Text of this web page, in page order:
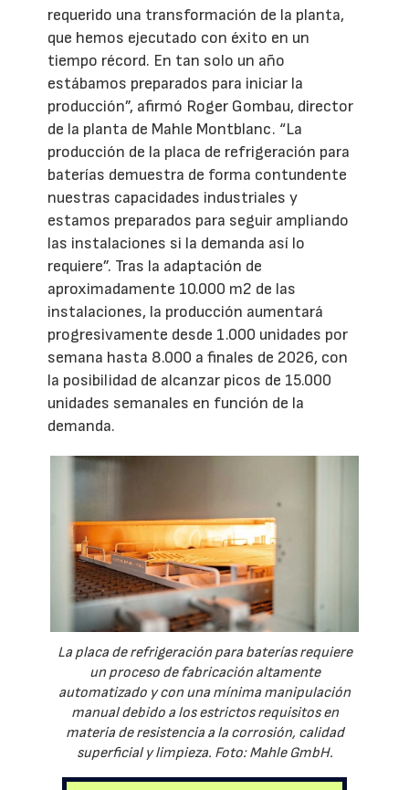
requerido una transformación de la planta,
que hemos ejecutado con éxito en un
tiempo récord. En tan solo un año
estábamos preparados para iniciar la
producción”, afirmó Roger Gombau, director
de la planta de Mahle Montblanc. “La
producción de la placa de refrigeración para
baterías demuestra de forma contundente
nuestras capacidades industriales y
estamos preparados para seguir ampliando
las instalaciones si la demanda así lo
requiere”. Tras la adaptación de
aproximadamente 10.000 m2 de las
instalaciones, la producción aumentará
progresivamente desde 1.000 unidades por
semana hasta 8.000 a finales de 2026, con
la posibilidad de alcanzar picos de 15.000
unidades semanales en función de la
demanda.
La placa de refrigeración para baterías requiere
un proceso de fabricación altamente
automatizado y con una mínima manipulación
manual debido a los estrictos requisitos en
materia de resistencia a la corrosión, calidad
superficial y limpieza. Foto: Mahle GmbH.